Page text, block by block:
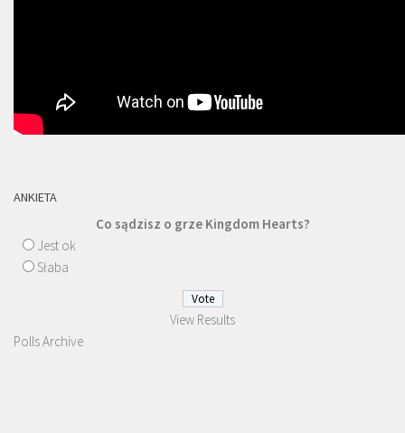
ANKIETA
Co sądzisz o grze Kingdom Hearts?
Jest ok
Słaba
View Results
Polls Archive